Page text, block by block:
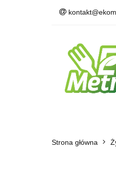
Dla Zwierząt
Strona główna